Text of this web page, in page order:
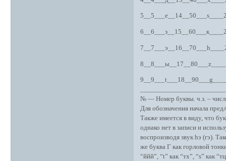
№ — Номер буквы. ч.з. –
Для обозначения начала
Также имеется в виду, что
однако нет в записи и
воспроизводя звук hэ (гэ).
же буква Г как горловой
“ййй”, “t” как “тх”, “s” как